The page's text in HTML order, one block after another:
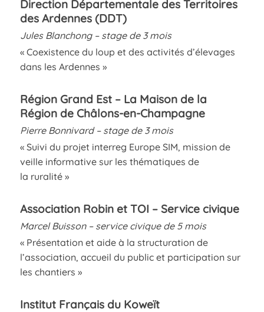
Direction Départementale des Territoires
des Ardennes (DDT)
Jules Blanchong – stage de 3 mois
« Coexistence du loup et des activités d’élevages
dans les Ardennes »
Région Grand Est – La Maison de la
Région de Châlons-en-Champagne
Pierre Bonnivard – stage de 3 mois
« Suivi du projet interreg Europe SIM, mission de
veille informative sur les thématiques de
la ruralité »
Association Robin etTOI – Service civique
Marcel Buisson – service civique de 5 mois
« Présentation et aide à la structuration de
l’association, accueil du public et participation sur
les chantiers »
Institut Français du Koweït